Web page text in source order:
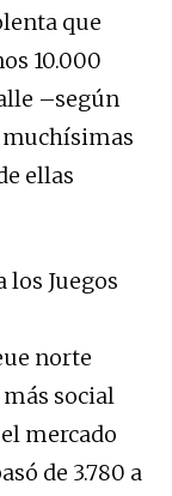
que
10.000
–según
muchísimas
ellas
los Juegos
norte
social
mercado
de 3.780 a